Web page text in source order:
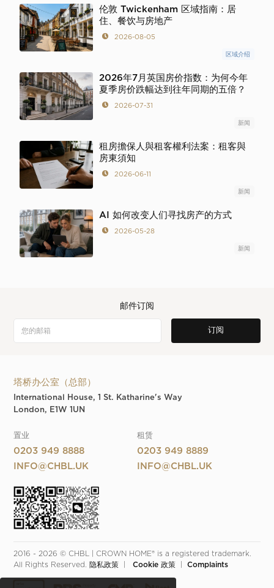
伦敦 Twickenham 区域指南：居
住、餐饮与房地产
2026-08-05
区域介绍
2026年7月英国房价指数：为何今年
夏季房价跌幅达到往年同期的五倍？
2026-07-31
新闻
租房擔保人與租客權利法案：租客與
房東須知
2026-06-11
新闻
AI 如何改变人们寻找房产的方式
2026-05-28
新闻
邮件订阅
塔桥办公室（总部）
International House, 1 St. Katharine's Way
London, E1W 1UN
置业
0203 949 8888
INFO@CHBL.UK
租赁
0203 949 8889
INFO@CHBL.UK
2016 - 2026 © CHBL | CROWN HOME® is a registered trademark.
All Rights Reserved. 隐私政策 Cookie 政策
  |
Complaints